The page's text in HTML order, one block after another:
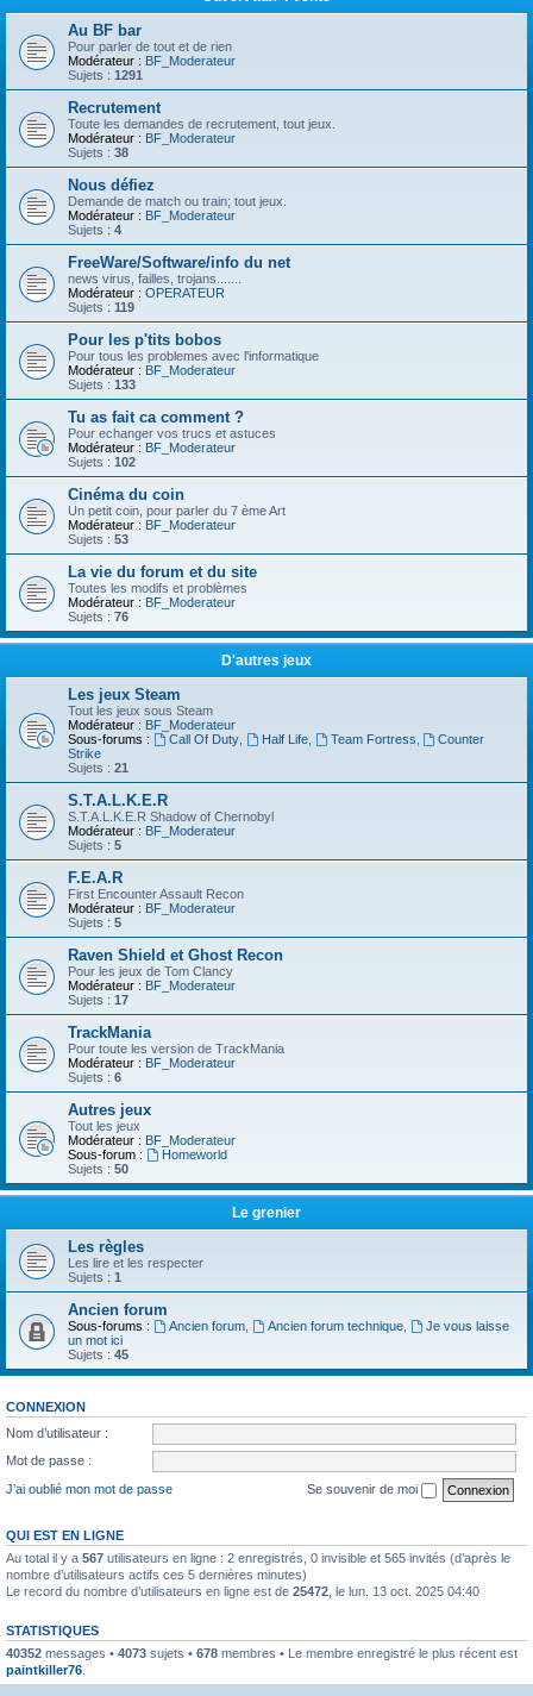
Au BF bar
Pour parler de tout et de rien
Modérateur : BF_Moderateur
Sujets : 1291
Recrutement
Toute les demandes de recrutement, tout jeux.
Modérateur : BF_Moderateur
Sujets : 38
Nous défiez
Demande de match ou train; tout jeux.
Modérateur : BF_Moderateur
Sujets : 4
FreeWare/Software/info du net
news virus, failles, trojans.......
Modérateur : OPERATEUR
Sujets : 119
Pour les p'tits bobos
Pour tous les problemes avec l'informatique
Modérateur : BF_Moderateur
Sujets : 133
Tu as fait ca comment ?
Pour echanger vos trucs et astuces
Modérateur : BF_Moderateur
Sujets : 102
Cinéma du coin
Un petit coin, pour parler du 7 ème Art
Modérateur : BF_Moderateur
Sujets : 53
La vie du forum et du site
Toutes les modifs et problèmes
Modérateur : BF_Moderateur
Sujets : 76
D'autres jeux
Les jeux Steam
Tout les jeux sous Steam
Modérateur : BF_Moderateur
Sous-forums :
Call Of Duty, Half Life, Team Fortress
Counter
Strike
Sujets : 21
S.T.A.L.K.E.R
S.T.A.L.K.E.R Shadow of Chernobyl
Modérateur : BF_Moderateur
Sujets : 5
F.E.A.R
First Encounter Assault Recon
Modérateur : BF_Moderateur
Sujets : 5
Raven Shield et Ghost Recon
Pour les jeux de Tom Clancy
Modérateur : BF_Moderateur
Sujets : 17
TrackMania
Pour toute les version de TrackMania
Modérateur : BF_Moderateur
Sujets : 6
Autres jeux
Tout les jeux
Modérateur : BF_Moderateur
Sous-forum :
Homeworld
Sujets : 50
Le grenier
Les règles
Les lire et les respecter
Sujets : 1
Ancien forum
Sous-forums : Ancien forum, Ancien forum technique,
Je vous laisse
un mot ici
Sujets : 45
CONNEXION
Nom d’utilisateur :
Mot de passe :
J’ai oublié mon mot de passe
Se souvenir de moi
QUI EST EN LIGNE
Au total il y a 567 utilisateurs en ligne : 2 enregistrés, 0 invisible et 565 invités (d’après le
nombre d’utilisateurs actifs ces 5 dernières minutes)
Le record du nombre d’utilisateurs en ligne est de 25472 , le lun. 13 oct. 2025 04:40
STATISTIQUES
40352 messages • 4073 sujets • 678 membres • Le membre enregistré le plus récent est
paintkiller76